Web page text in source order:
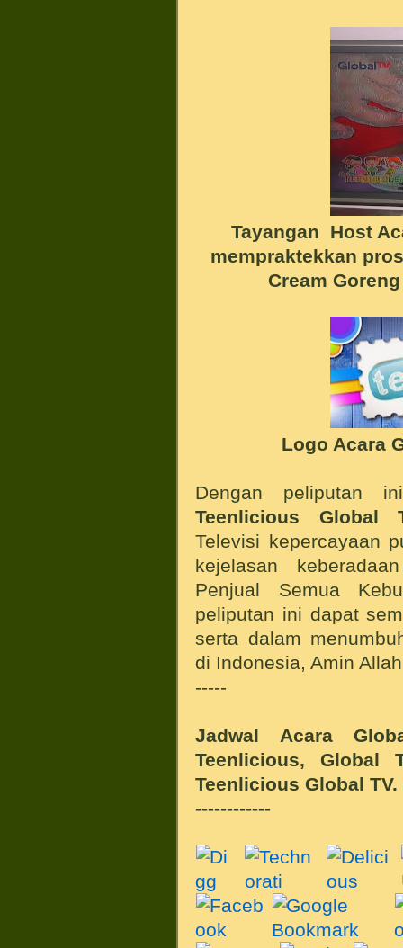
Tayangan Host
mempraktekkan
Cream
Logo Acara
Dengan peliputan
Teenlicious Global
Televisi kepercayaan
kejelasan
Penjual Semua
peliputan ini dapat
serta dalam
di Indonesia, Amin
-----
Jadwal Acara
Teenlicious, Global
Teenlicious Global TV.
------------